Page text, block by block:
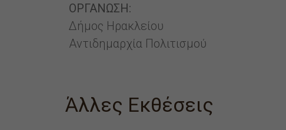
ΟΡΓΑΝΩΣΗ:
Δήμος Ηρακλείου
Αντιδημαρχία Πολιτισμού
Άλλες Εκθέσεις